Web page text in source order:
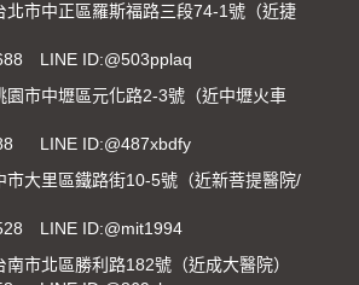
北市中正區羅斯福路三段74-1號（近捷
LINE ID:@503pplaq
園市中壢區元化路2-3號（近中壢火車
LINE ID:@487xbdfy
市大里區鐵路街10-5號（近新菩提醫院/
LINE ID:@mit1994
市北區勝利路182號（近成大醫院）